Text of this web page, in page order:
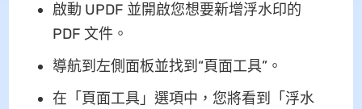
啟動 UPDF 並開啟您想要新增浮水印的
PDF 文件。
導航到左側面板並找到“頁面工具”。
在「頁面工具」選項中，您將看到「浮水